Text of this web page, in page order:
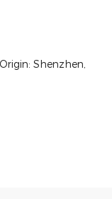
Shenzhen,